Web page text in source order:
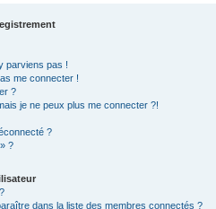
parviens pas !
me connecter !
?
je ne peux plus me connecter ?!
?
?
dans la liste des membres connectés ?